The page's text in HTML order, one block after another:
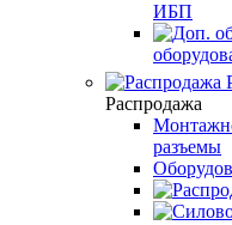
ИБП
Распродажа
разъемы